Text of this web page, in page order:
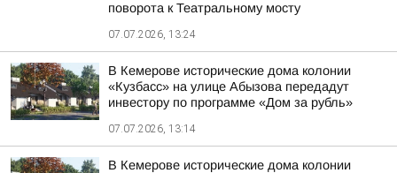
поворота к Театральному мосту
07.07.2026, 13:24
В Кемерове исторические дома колонии
«Кузбасс» на улице Абызова передадут
инвестору по программе «Дом за рубль»
07.07.2026, 13:14
В Кемерове исторические дома колонии